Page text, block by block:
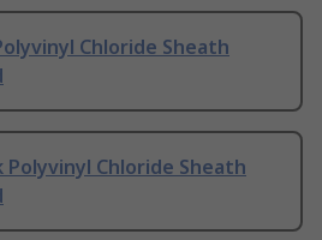
Chloride Sheath
Polyvinyl Chloride Sheath